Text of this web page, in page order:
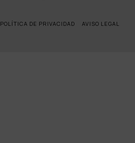
POLÍTICA DE PRIVACIDAD AVISO LEGAL